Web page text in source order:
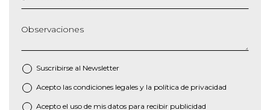
Observaciones
Suscribirse al Newsletter
* Acepto las condiciones legales y la política de privacidad
Acepto el uso de mis datos para recibir publicidad